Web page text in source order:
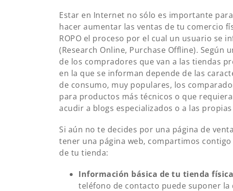
Estar en Internet no sólo es importante
hacer aumentar las ventas de tu comercio
ROPO el proceso por el cual un usuario se
(Research Online, Purchase Offline). Según
de los compradores que van a las tiendas
en la que se informan depende de las
de consumo, muy populares, los
para productos más técnicos o que
acudir a blogs especializados o a las
Si aún no te decides por una página de
tener una página web, compartimos
de tu tienda:
Información básica de tu tienda
teléfono de contacto puede suponer